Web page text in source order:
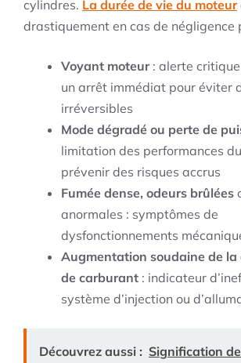
cylindres. La durée de vie du moteur
drastiquement en cas de négligence
Voyant moteur: alerte
un arrêt immédiat pour éviter
irréversibles
Mode dégradé ou perte de
limitation des performances
prévenir des risques accrus
Fumée dense, odeurs brûlées
anormales : symptômes de
dysfonctionnements
Augmentation soudaine de la
de carburant : indicateur
système d’injection ou
Découvrez aussi : Signification